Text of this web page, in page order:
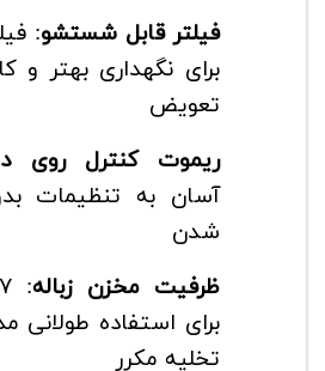
فیلتر قابل شستشو:
برای نگهداری بهتر
تعویض
ریموت کنترل روی
آسان به تنظیمات
شدن
ظرفیت مخزن زباله
برای استفاده طولانی
تخلیه مکرر